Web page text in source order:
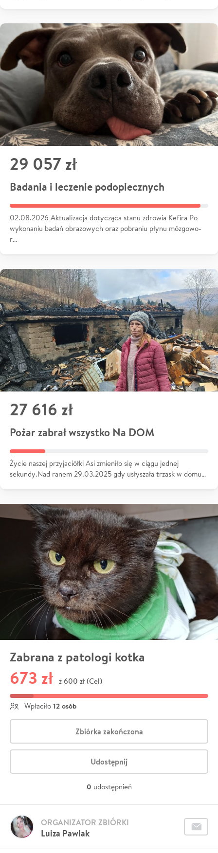
29 057 zł
Badania i leczenie podopiecznych
02.08.2026 Aktualizacja dotycząca stanu zdrowia Kefira Po
wykonaniu badań obrazowych oraz pobraniu płynu mózgowo-
r…
27 616 zł
Pożar zabrał wszystko Na DOM
Życie naszej przyjaciółki Asi zmieniło się w ciągu jednej
sekundy.Nad ranem 29.03.2025 gdy usłyszała trzask w domu…
Zabrana z patologi kotka
673 zł z 600 zł (Cel)
Wpłaciło 12 osób
Zbiórka zakończona
Udostępnij
0 udostępnień
Luiza Pawlak
ORGANIZATOR ZBIÓRKI